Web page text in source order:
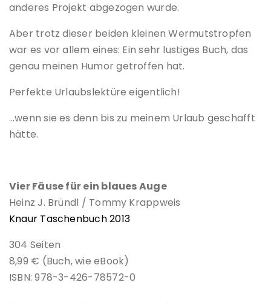
anderes Projekt abgezogen wurde.
Aber trotz dieser beiden kleinen Wermutstropfen
war es vor allem eines: Ein sehr lustiges Buch, das
genau meinen Humor getroffen hat.
Perfekte Urlaubslektüre eigentlich!
…wenn sie es denn bis zu meinem Urlaub geschafft
hätte.
Vier Fäuse für ein blaues Auge
Heinz J. Bründl / Tommy Krappweis
Knaur Taschenbuch 2013
304 Seiten
8,99 € (Buch, wie eBook)
ISBN: 978-3-426-78572-0